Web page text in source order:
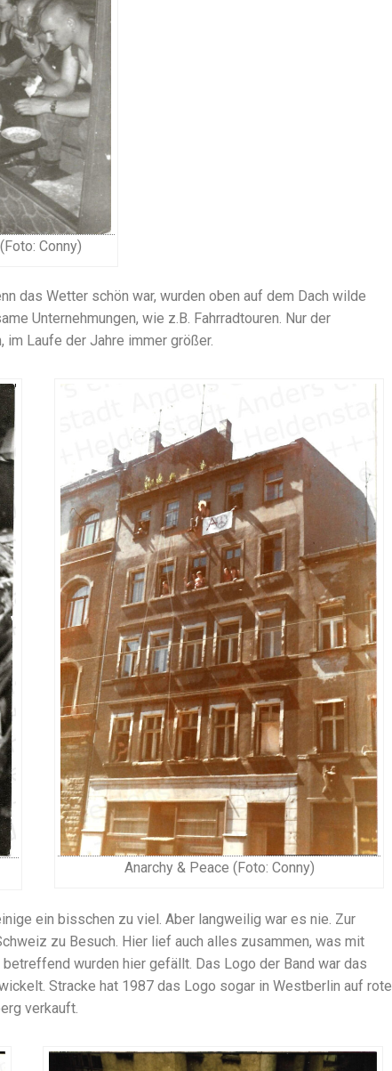
Conny)
das Wetter schön war, wurden oben auf dem Dach wilde
Unternehmungen, wie z.B. Fahrradtouren. Nur der
im Laufe der Jahre immer größer.
Anarchy & Peace (Foto: Conny)
ein bisschen zu viel. Aber langweilig war es nie. Zur
zu Besuch. Hier lief auch alles zusammen, was mit
betreffend wurden hier gefällt. Das Logo der Band war das
Stracke hat 1987 das Logo sogar in Westberlin auf rote
verkauft.